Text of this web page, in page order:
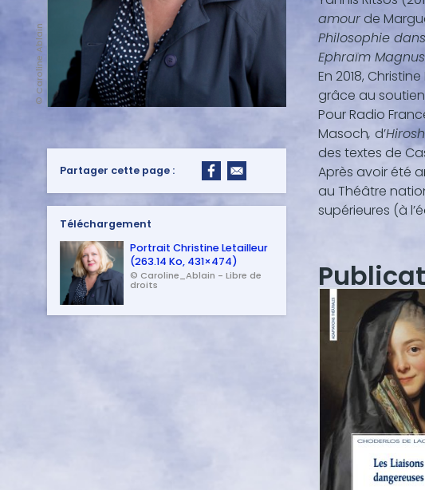
© Caroline Ablain
amour de
Philosophie
Ephraïm Magnus
En 2018,
grâce au soutien
Pour Radio
Masoch, d’
des textes de
Après avoir été
au Théâtre
supérieures (à
Partager cette page :
Téléchargement
Portrait Christine Letailleur
(263.14 Ko, 431×474)
© Caroline_Ablain - Libre de
droits